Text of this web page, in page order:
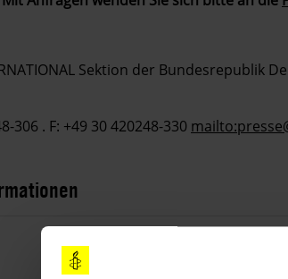
Sektion der Bundesrepublik
306 . F: +49 30 420248-330